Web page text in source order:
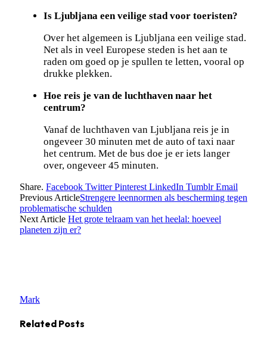
Is Ljubljana een veilige stad voor toeristen?
Over het algemeen is Ljubljana een veilige stad.
Net als in veel Europese steden is het aan te
raden om goed op je spullen te letten, vooral op
drukke plekken.
Hoe reis je van de luchthaven naar het
centrum?
Vanaf de luchthaven van Ljubljana reis je in
ongeveer 30 minuten met de auto of taxi naar
het centrum. Met de bus doe je er iets langer
over, ongeveer 45 minuten.
Share. Facebook Twitter Pinterest LinkedIn Tumblr Email
Previous ArticleStrengere leennormen als bescherming tegen
problematische schulden
Next Article Het grote telraam van het heelal: hoeveel
planeten zijn er?
Mark
Related Posts